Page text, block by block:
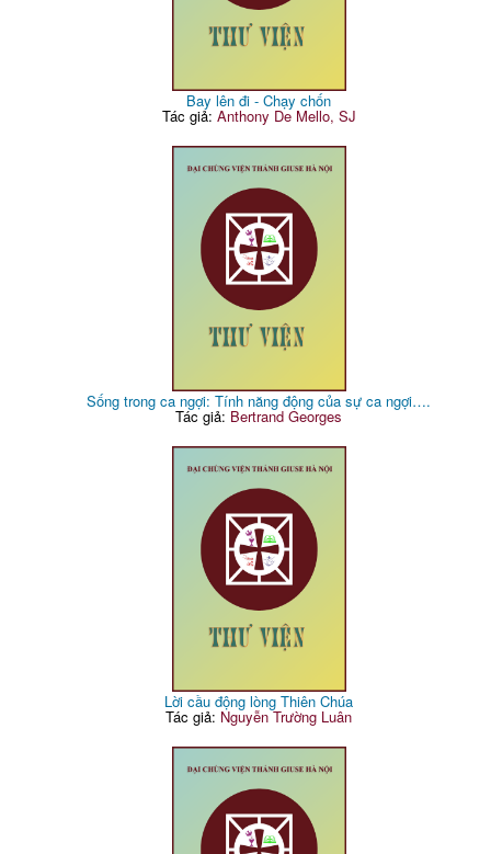
Bay lên đi - Chạy chốn
Tác giả: Anthony De Mello, SJ
Sống trong ca ngợi: Tính năng động của sự ca ngợi….
Tác giả: Bertrand Georges
Lời cầu động lòng Thiên Chúa
Tác giả: Nguyễn Trường Luân